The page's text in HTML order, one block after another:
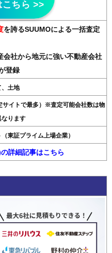
ちら >>
を誇るSUUMOによる一括査定
会社から地元に強い不動産会社
登録
、土地
サイトで最多）※査定可能会社数は物
なります
東証プライム上場企業）
詳細記事はこちら